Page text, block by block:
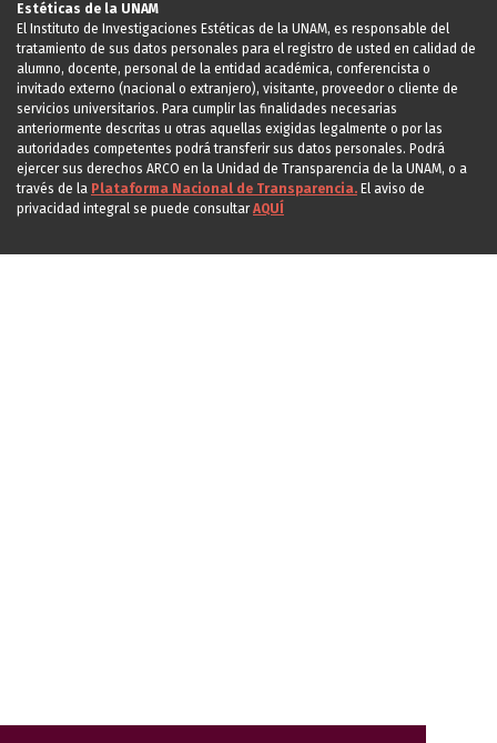
Estéticas de la UNAM
El Instituto de Investigaciones Estéticas de la UNAM, es responsable del
tratamiento de sus datos personales para el registro de usted en calidad de
alumno, docente, personal de la entidad académica, conferencista o
invitado externo (nacional o extranjero), visitante, proveedor o cliente de
servicios universitarios. Para cumplir las finalidades necesarias
anteriormente descritas u otras aquellas exigidas legalmente o por las
autoridades competentes podrá transferir sus datos personales. Podrá
ejercer sus derechos ARCO en la Unidad de Transparencia de la UNAM, o a
través de la Plataforma Nacional de Transparencia. El aviso de
privacidad integral se puede consultarAQUÍ